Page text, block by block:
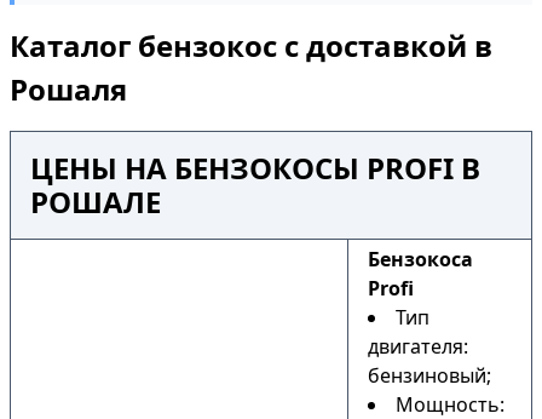
Каталог бензокос с доставкой в
Рошаля
ЦЕНЫ НА БЕНЗОКОСЫ PROFI В
РОШАЛЕ
Бензокоса
Profi
Тип
двигателя:
бензиновый;
Мощность: